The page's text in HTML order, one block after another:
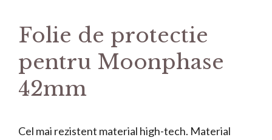
Folie de protectie
pentru Moonphase
42mm
Cel mai rezistent material high-tech. Material